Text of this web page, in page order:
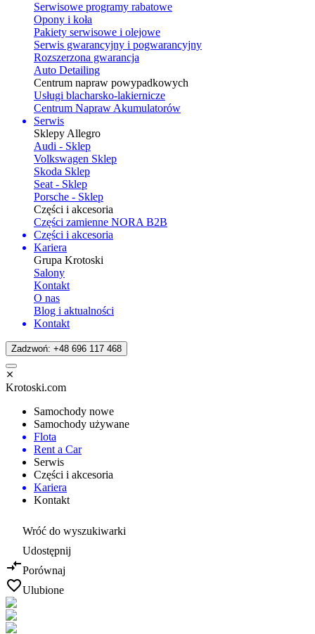
Serwisowe programy rabatowe
Opony i koła
Pakiety serwisowe i olejowe
Serwis gwarancyjny i pogwarancyjny
Rozszerzona gwarancja
Auto Detailing
Centrum napraw powypadkowych
Usługi blacharsko-lakiernicze
Centrum Napraw Akumulatorów
Serwis
Sklepy Allegro
Audi - Sklep
Volkswagen Sklep
Skoda Sklep
Seat - Sklep
Porsche - Sklep
Części i akcesoria
Części zamienne NORA B2B
Części i akcesoria
Kariera
Grupa Krotoski
Salony
Kontakt
O nas
Blog i aktualności
Kontakt
Zadzwoń: +48 696 117 468
Krotoski.com
Samochody nowe
Samochody używane
Flota
Rent a Car
Serwis
Części i akcesoria
Kariera
Kontakt
Wróć do wyszukiwarki
Udostępnij
Porównaj
Ulubione